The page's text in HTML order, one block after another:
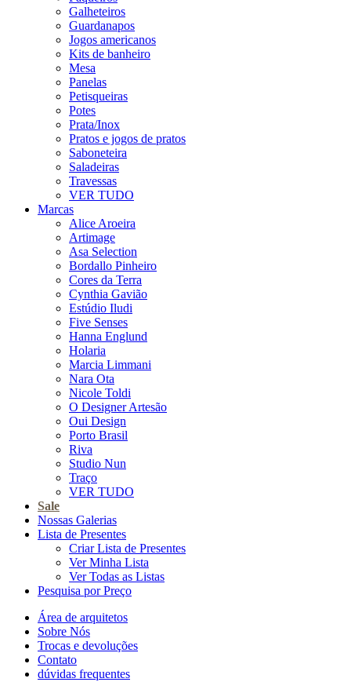
Galheteiros
Guardanapos
Jogos americanos
Kits de banheiro
Mesa
Panelas
Petisqueiras
Potes
Prata/Inox
Pratos e jogos de pratos
Saboneteira
Saladeiras
Travessas
VER TUDO
Marcas
Alice Aroeira
Artimage
Asa Selection
Bordallo Pinheiro
Cores da Terra
Cynthia Gavião
Estúdio Iludi
Five Senses
Hanna Englund
Holaria
Marcia Limmani
Nara Ota
Nicole Toldi
O Designer Artesão
Oui Design
Porto Brasil
Riva
Studio Nun
Traço
VER TUDO
Sale
Nossas Galerias
Lista de Presentes
Criar Lista de Presentes
Ver Minha Lista
Ver Todas as Listas
Pesquisa por Preço
Área de arquitetos
Sobre Nós
Trocas e devoluções
Contato
dúvidas frequentes